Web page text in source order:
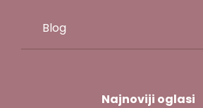
Blog
Najnoviji oglasi